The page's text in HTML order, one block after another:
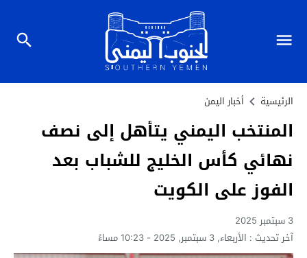
الرئيسية أخبار اليمن
المنتخب اليمني يتأهل إلى نصف
نهائي كأس الخليج للشباب بعد
الفوز على الكويت
3 سبتمبر 2025
آخر تحديث : الأربعاء, 3 سبتمبر, 2025 - 10:23 مساءً